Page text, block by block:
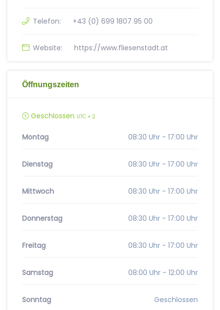
Telefon: +43 (0) 699 1807 95 00
Website: https://www.fliesenstadt.at
Öffnungszeiten
Geschlossen UTC + 2
Montag 08:30 Uhr - 17:00 Uhr
Dienstag 08:30 Uhr - 17:00 Uhr
Mittwoch 08:30 Uhr - 17:00 Uhr
Donnerstag 08:30 Uhr - 17:00 Uhr
Freitag 08:30 Uhr - 17:00 Uhr
Samstag 08:00 Uhr - 12:00 Uhr
Sonntag Geschlossen